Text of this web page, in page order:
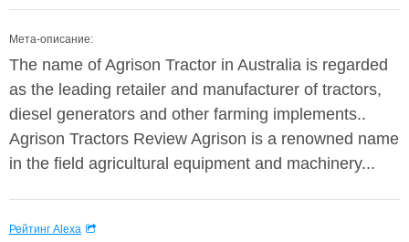
Мета-описание:
The name of Agrison Tractor in Australia is regarded
as the leading retailer and manufacturer of tractors,
diesel generators and other farming implements..
Agrison Tractors Review Agrison is a renowned name
in the field agricultural equipment and machinery...
Рейтинг Alexa